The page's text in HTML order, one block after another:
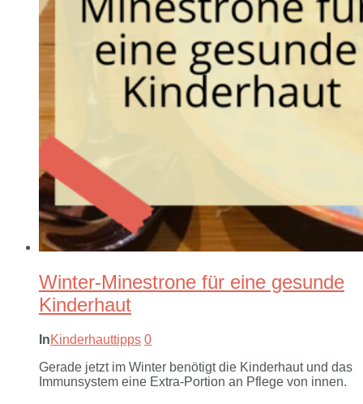
Winter-Minestrone für eine gesunde
Kinderhaut
InKinderhauttipps 0
Gerade jetzt im Winter benötigt die Kinderhaut und das
Immunsystem eine Extra-Portion an Pflege von innen.